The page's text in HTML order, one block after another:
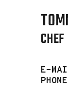
CHEF
E-